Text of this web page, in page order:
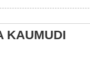
KAUMUDI